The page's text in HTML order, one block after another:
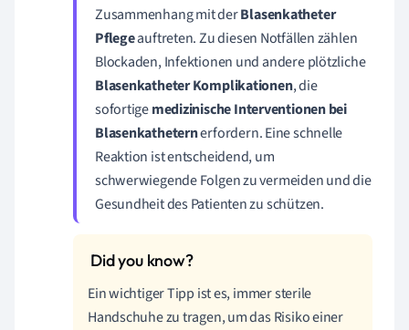
Zusammenhang mit derBlasenkatheter
Pflegeauftreten. Zu diesen Notfällen zählen
Blockaden, Infektionen und andere plötzliche
Blasenkatheter Komplikationen, die
sofortigemedizinische Interventionen bei
Blasenkatheternerfordern. Eine schnelle
Reaktion ist entscheidend, um
schwerwiegende Folgen zu vermeiden und die
Gesundheit des Patienten zu schützen.
Ein wichtiger Tipp ist es, immer sterile
Handschuhe zu tragen, um das Risiko einer